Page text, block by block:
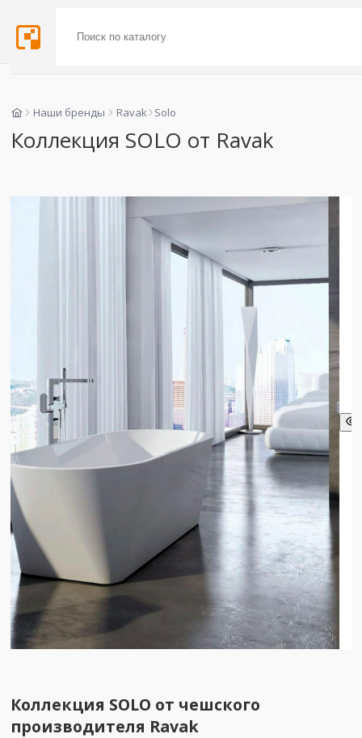
Наши бренды Ravak Solo
Коллекция SOLO от Ravak
Коллекция SOLO от чешского
производителя Ravak